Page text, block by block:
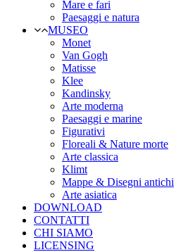
Mare e fari
Paesaggi e natura
MUSEO
Monet
Van Gogh
Matisse
Klee
Kandinsky
Arte moderna
Paesaggi e marine
Figurativi
Floreali & Nature morte
Arte classica
Klimt
Mappe & Disegni antichi
Arte asiatica
DOWNLOAD
CONTATTI
CHI SIAMO
LICENSING